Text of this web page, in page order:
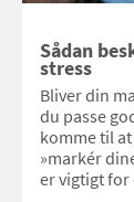
Sådan
stress
Bliver din
du passe
komme til at
»markér
er vigtigt for